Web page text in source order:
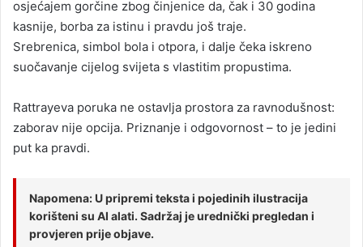
osjećajem gorčine zbog činjenice da, čak i 30 godina
kasnije, borba za istinu i pravdu još traje.
Srebrenica, simbol bola i otpora, i dalje čeka iskreno
suočavanje cijelog svijeta s vlastitim propustima.
Rattrayeva poruka ne ostavlja prostora za ravnodušnost:
zaborav nije opcija. Priznanje i odgovornost – to je jedini
put ka pravdi.
Napomena: U pripremi teksta i pojedinih ilustracija
korišteni su AI alati. Sadržaj je urednički pregledan i
provjeren prije objave.